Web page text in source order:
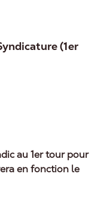
(1er
au 1er tour pour
en fonction le